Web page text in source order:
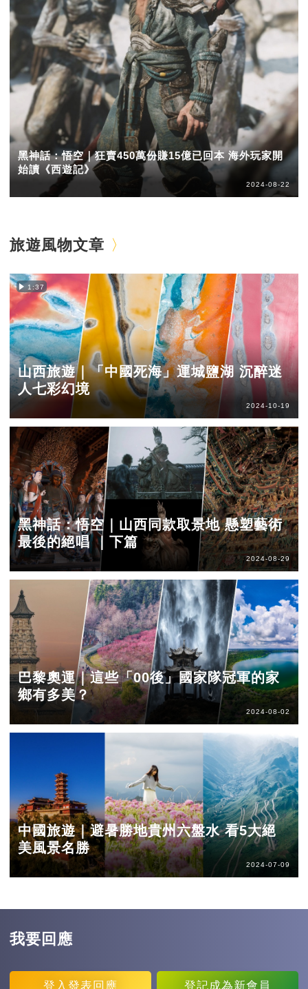
黑神話：悟空｜狂賣450萬份賺15億已回本 海外玩家開
始讀《西遊記》
2024-08-22
旅遊風物文章
1:37
山西旅遊｜「中國死海」運城鹽湖 沉醉迷
人七彩幻境
2024-10-19
黑神話：悟空｜山西同款取景地 懸塑藝術
最後的絕唱 ｜下篇
2024-08-29
巴黎奧運｜這些「00後」國家隊冠軍的家
鄉有多美？
2024-08-02
中國旅遊｜避暑勝地貴州六盤水 看5大絕
美風景名勝
2024-07-09
我要回應
登入 發表回應 登記成為新會員